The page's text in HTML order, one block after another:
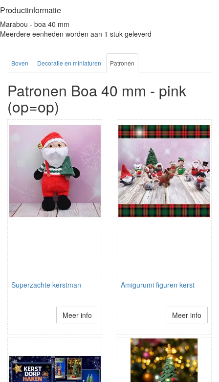
Productinformatie
Marabou - boa 40 mm
Meerdere eenheden worden aan 1 stuk geleverd
Boven Decoratie en miniaturen Patronen
Patronen Boa 40 mm - pink
(op=op)
Superzachte kerstman
Meer info
Amigurumi figuren kerst
Meer info